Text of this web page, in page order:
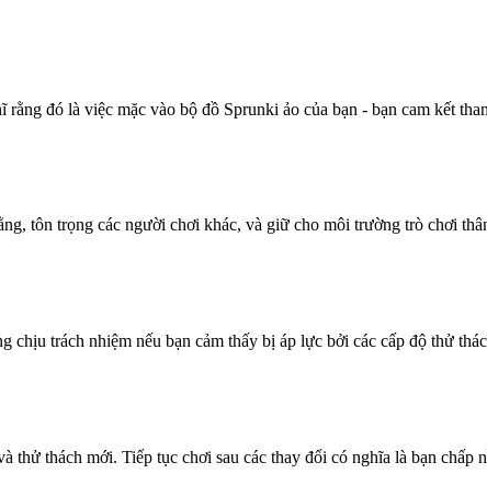
đó là việc mặc vào bộ đồ Sprunki ảo của bạn - bạn cam kết
tôn trọng các người chơi khác, và giữ cho môi trường trò chơi
trách nhiệm nếu bạn cảm thấy bị áp lực bởi các cấp độ thử
thách mới. Tiếp tục chơi sau các thay đổi có nghĩa là bạn chấp